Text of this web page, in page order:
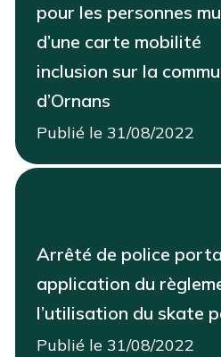
pour les personnes
d’une carte mobilité
inclusion sur la
d’Ornans
Publié le 31/08/2022
Arrêté de police
application du
l’utilisation du skate
Publié le 31/08/2022